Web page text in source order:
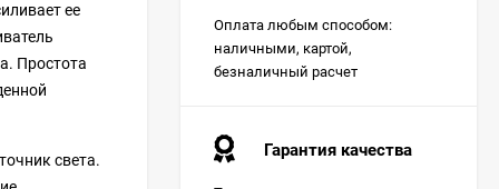
ее
Простота
света.
Оплата любым способом:
наличными, картой,
безналичный расчет
Гарантия качества